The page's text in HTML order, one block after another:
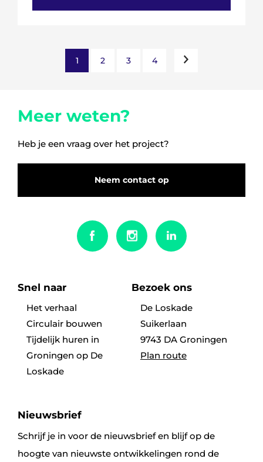
1 2 3 4
Meer weten?
Heb je een vraag over het project?
Neem contact op
Snel naar
Het verhaal
Circulair bouwen
Tijdelijk huren in
Groningen op De
Loskade
Bezoek ons
De Loskade
Suikerlaan
9743 DA Groningen
Plan route
Nieuwsbrief
Schrijf je in voor de nieuwsbrief en blijf op de
hoogte van nieuwste ontwikkelingen rond de